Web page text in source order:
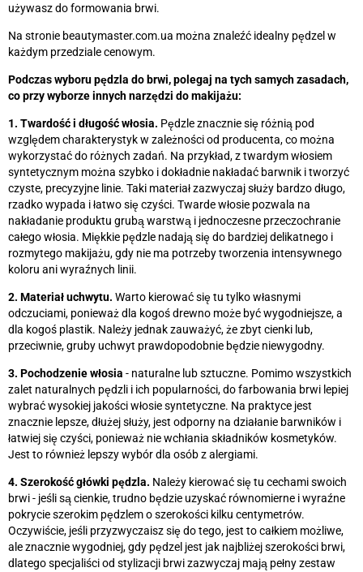
używasz do formowania brwi.
Na stronie beautymaster.com.ua można znaleźć idealny pędzel w
każdym przedziale cenowym.
Podczas wyboru pędzla do brwi, polegaj na tych samych zasadach,
co przy wyborze innych narzędzi do makijażu:
1. Twardość i długość włosia. Pędzle znacznie się różnią pod
względem charakterystyk w zależności od producenta, co można
wykorzystać do różnych zadań. Na przykład, z twardym włosiem
syntetycznym można szybko i dokładnie nakładać barwnik i tworzyć
czyste, precyzyjne linie. Taki materiał zazwyczaj służy bardzo długo,
rzadko wypada i łatwo się czyści. Twarde włosie pozwala na
nakładanie produktu grubą warstwą i jednoczesne przeczochranie
całego włosia. Miękkie pędzle nadają się do bardziej delikatnego i
rozmytego makijażu, gdy nie ma potrzeby tworzenia intensywnego
koloru ani wyraźnych linii.
2. Materiał uchwytu. Warto kierować się tu tylko własnymi
odczuciami, ponieważ dla kogoś drewno może być wygodniejsze, a
dla kogoś plastik. Należy jednak zauważyć, że zbyt cienki lub,
przeciwnie, gruby uchwyt prawdopodobnie będzie niewygodny.
3. Pochodzenie włosia - naturalne lub sztuczne. Pomimo wszystkich
zalet naturalnych pędzli i ich popularności, do farbowania brwi lepiej
wybrać wysokiej jakości włosie syntetyczne. Na praktyce jest
znacznie lepsze, dłużej służy, jest odporny na działanie barwników i
łatwiej się czyści, ponieważ nie wchłania składników kosmetyków.
Jest to również lepszy wybór dla osób z alergiami.
4. Szerokość główki pędzla. Należy kierować się tu cechami swoich
brwi - jeśli są cienkie, trudno będzie uzyskać równomierne i wyraźne
pokrycie szerokim pędzlem o szerokości kilku centymetrów.
Oczywiście, jeśli przyzwyczaisz się do tego, jest to całkiem możliwe,
ale znacznie wygodniej, gdy pędzel jest jak najbliżej szerokości brwi,
dlatego specjaliści od stylizacji brwi zazwyczaj mają pełny zestaw